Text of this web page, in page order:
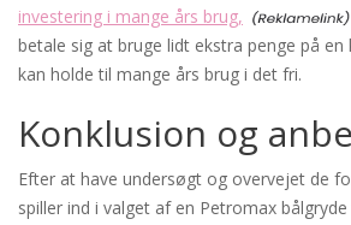
investering i mange års brug,
betale sig at bruge lidt ekstra penge på en
kan holde til mange års brug i det fri.
Konklusion og
Efter at have undersøgt og overvejet de
spiller ind i valget af en Petromax